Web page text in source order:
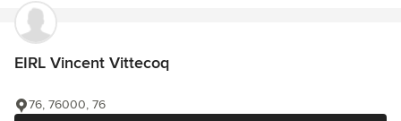
EIRL Vincent Vittecoq
76, 76000, 76